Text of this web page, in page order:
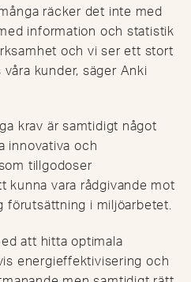
räcker det inte med
information och statistik
och vi ser ett stort
kunder, säger Anki
krav är samtidigt något
innovativa och
tillgodoser
kunna vara rådgivande mot
förutsättning i miljöarbetet.
att hitta optimala
energieffektivisering och